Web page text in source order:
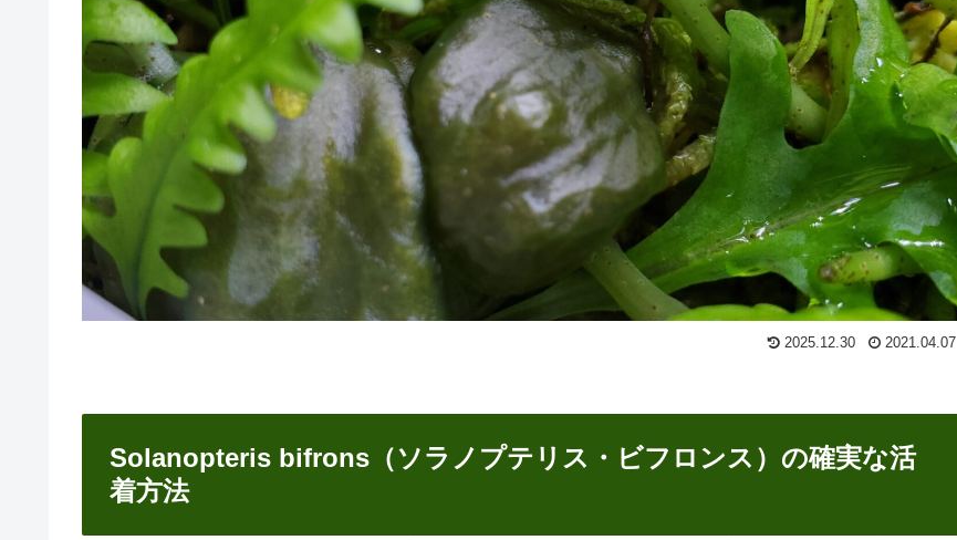
2025.12.30 2021.04.07
Solanopteris bifrons（ソラノプテリス・ビフロンス）の確実な活
着方法